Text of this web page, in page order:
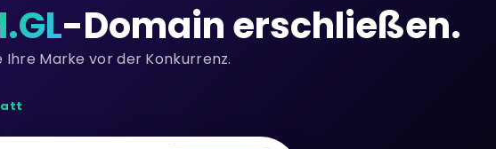
-Domain erschließen.
Ihre Marke vor der Konkurrenz.